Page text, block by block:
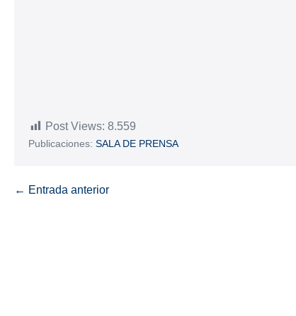
Post Views: 8.559
Publicaciones: SALA DE PRENSA
← Entrada anterior